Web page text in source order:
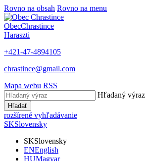
Rovno na obsah Rovno na menu
ObecChrastince
Haraszti
+421-47-4894105
chrastince@gmail.com
Mapa webu RSS
Hľadaný výraz
Hľadať
rozšírené vyhľadávanie
SKSlovensky
SKSlovensky
ENEnglish
HUMagyar